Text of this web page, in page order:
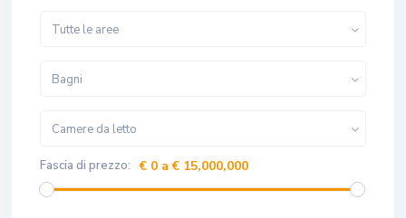
Tutte le aree
Bagni
Camere da letto
Fascia di prezzo: € 0 a € 15,000,000